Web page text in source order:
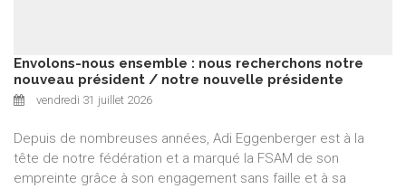
Envolons-nous ensemble : nous recherchons notre
nouveau président / notre nouvelle présidente
vendredi 31 juillet 2026
Depuis de nombreuses années, Adi Eggenberger est à la
tête de notre fédération et a marqué la FSAM de son
empreinte grâce à son engagement sans faille et à sa